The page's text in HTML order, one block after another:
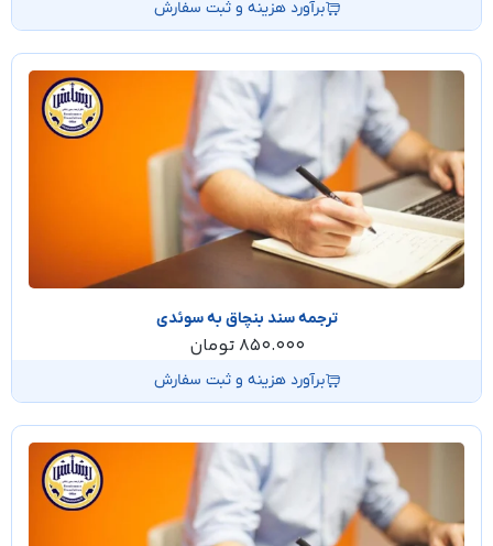
برآورد هزینه و ثبت سفارش
ترجمه سند بنچاق به سوئدی
850.000 تومان
برآورد هزینه و ثبت سفارش